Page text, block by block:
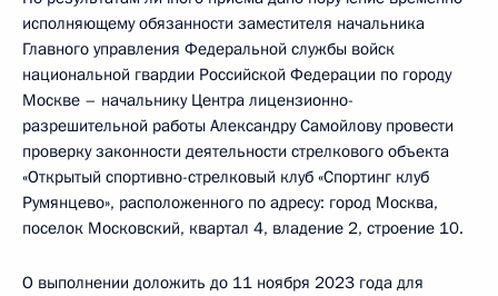
исполняющему обязанности заместителя начальника
Главного управления Федеральной службы войск
национальной гвардии Российской Федерации по городу
Москве – начальнику Центра лицензионно-
разрешительной работы Александру Самойлову провести
проверку законности деятельности стрелкового объекта
«Открытый спортивно-стрелковый клуб «Спортинг клуб
Румянцево», расположенного по адресу: город Москва,
поселок Московский, квартал 4, владение 2, строение 10.
О выполнении доложить до 11 ноября 2023 года для